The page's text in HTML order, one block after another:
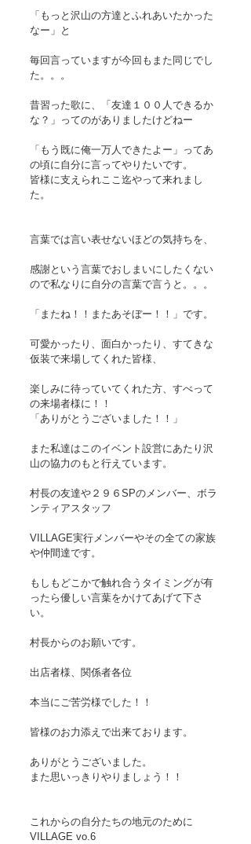
「もっと沢山の方達とふれあいたかった
なー」と
毎回言っていますが今回もまた同じでし
た。。。
昔習った歌に、「友達１００人できるか
な？」ってのがありましたけどねー
「もう既に俺一万人できたよー」ってあ
の頃に自分に言ってやりたいです。
皆様に支えられここ迄やって来れまし
た。
言葉では言い表せないほどの気持ちを、
感謝という言葉でおしまいにしたくない
ので私なりに自分の言葉で言うと。。。
「またね！！またあそぼー！！」です。
可愛かったり、面白かったり、すてきな
仮装で来場してくれた皆様、
楽しみに待っていてくれた方、すべって
の来場者様に！！
「ありがとうございました！！」
また私達はこのイベント設営にあたり沢
山の協力のもと行えています。
村長の友達や２９６SPのメンバー、ボラ
ンティアスタッフ
VILLAGE実行メンバーやその全ての家族
や仲間達です。
もしもどこかで触れ合うタイミングが有
ったら優しい言葉をかけてあげて下さ
い。
村長からのお願いです。
出店者様、関係者各位
本当にご苦労様でした！！
皆様のお力添えで出来ております。
ありがとうございました。
また思いっきりやりましょう！！
これからの自分たちの地元のために
VILLAGE vo.6